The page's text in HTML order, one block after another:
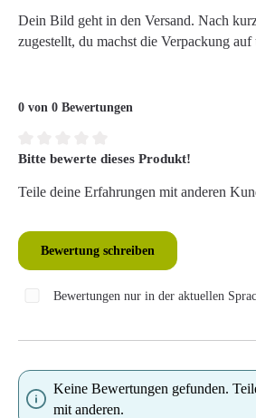
Dein Bild geht in den Versand. Nach
zugestellt, du machst die Verpackung
0 von 0 Bewertungen
Durchschnittliche Bewertung von 0 von 5
Bitte bewerte dieses Produkt!
Teile deine Erfahrungen mit anderen
Bewertung schreiben
Bewertungen nur in der aktuellen
Keine Bewertungen gefunden.
mit anderen.